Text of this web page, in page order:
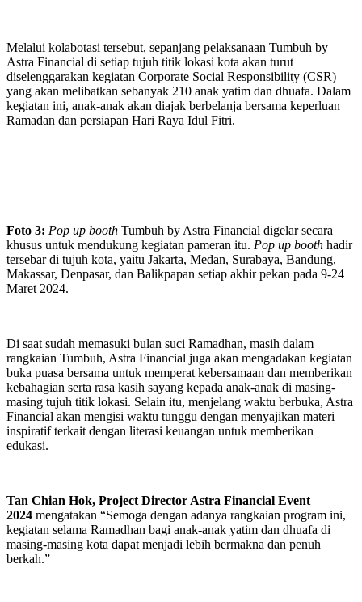
Melalui kolabotasi tersebut, sepanjang pelaksanaan Tumbuh by
Astra Financial di setiap tujuh titik lokasi kota akan turut
diselenggarakan kegiatan Corporate Social Responsibility (CSR)
yang akan melibatkan sebanyak 210 anak yatim dan dhuafa. Dalam
kegiatan ini, anak-anak akan diajak berbelanja bersama keperluan
Ramadan dan persiapan Hari Raya Idul Fitri.
Foto 3: Pop up booth Tumbuh by Astra Financial digelar secara
khusus untuk mendukung kegiatan pameran itu. Pop up booth hadir
tersebar di tujuh kota, yaitu Jakarta, Medan, Surabaya, Bandung,
Makassar, Denpasar, dan Balikpapan setiap akhir pekan pada 9-24
Maret 2024.
Di saat sudah memasuki bulan suci Ramadhan, masih dalam
rangkaian Tumbuh, Astra Financial juga akan mengadakan kegiatan
buka puasa bersama untuk memperat kebersamaan dan memberikan
kebahagian serta rasa kasih sayang kepada anak-anak di masing-
masing tujuh titik lokasi. Selain itu, menjelang waktu berbuka, Astra
Financial akan mengisi waktu tunggu dengan menyajikan materi
inspiratif terkait dengan literasi keuangan untuk memberikan
edukasi.
Tan Chian Hok, Project Director Astra Financial Event
2024 mengatakan “Semoga dengan adanya rangkaian program ini,
kegiatan selama Ramadhan bagi anak-anak yatim dan dhuafa di
masing-masing kota dapat menjadi lebih bermakna dan penuh
berkah.”